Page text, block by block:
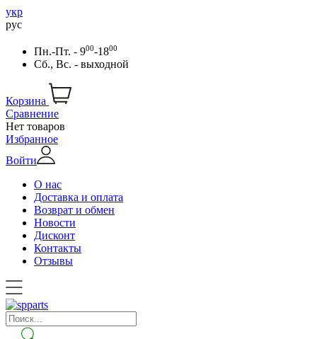
укр
рус
Пн.-Пт. - 900-1800
Сб., Вс. - выходной
Корзина
Сравнение
Нет товаров
Избранное
Войти
О нас
Доставка и оплата
Возврат и обмен
Новости
Дисконт
Контакты
Отзывы